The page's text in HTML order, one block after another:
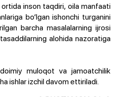
inson taqdiri, oila manfaati
bo‘lgan ishonchi turganini
barcha masalalarning ijrosi
alohida nazoratiga
muloqot va jamoatchilik
ishlar izchil davom ettiriladi.